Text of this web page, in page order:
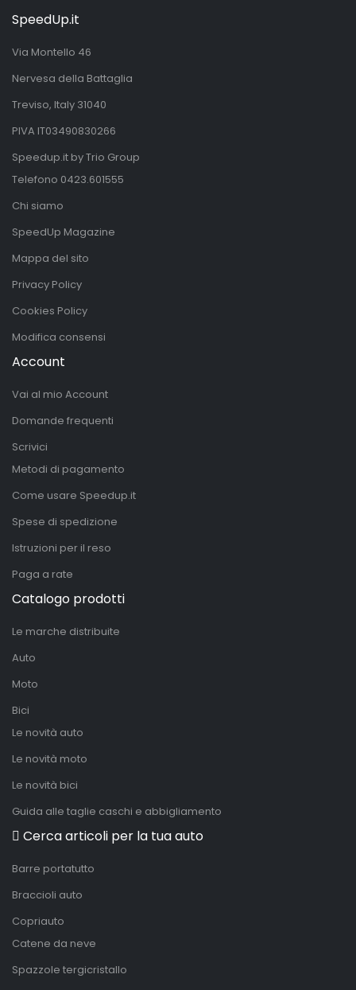
SpeedUp.it
Via Montello 46
Nervesa della Battaglia
Treviso, Italy 31040
PIVA IT03490830266
Speedup.it by Trio Group
Telefono 0423.601555
Chi siamo
SpeedUp Magazine
Mappa del sito
Privacy Policy
Cookies Policy
Modifica consensi
Account
Vai al mio Account
Domande frequenti
Scrivici
Metodi di pagamento
Come usare Speedup.it
Spese di spedizione
Istruzioni per il reso
Paga a rate
Catalogo prodotti
Le marche distribuite
Auto
Moto
Bici
Le novità auto
Le novità moto
Le novità bici
Guida alle taglie caschi e abbigliamento
Cerca articoli per la tua auto
Barre portatutto
Braccioli auto
Copriauto
Catene da neve
Spazzole tergicristallo